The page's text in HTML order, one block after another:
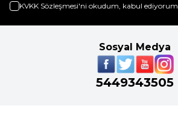
KVKK Sözleşmesi'ni okudum, kabul ediyorum.
Sosyal Medya
5449343505